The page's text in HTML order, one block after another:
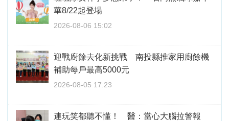
華8/22起登場
2026-08-06 15:02
迎戰廚餘去化新挑戰 南投縣推家用廚餘機
補助每戶最高5000元
2026-08-05 17:23
連玩笑都聽不懂！ 醫：當心大腦拉警報